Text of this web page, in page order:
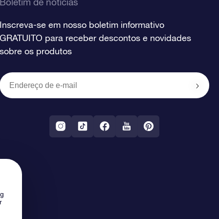
Inscreva-se em nosso boletim informativo
GRATUITO para receber descontos e novidades
sobre os produtos